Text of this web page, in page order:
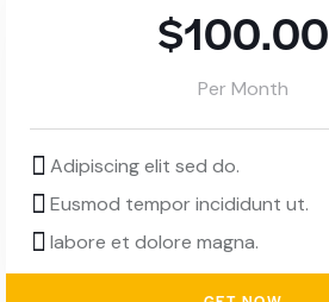
$100.00
Per Month
Adipiscing elit sed do.
Eusmod tempor incididunt ut.
labore et dolore magna.